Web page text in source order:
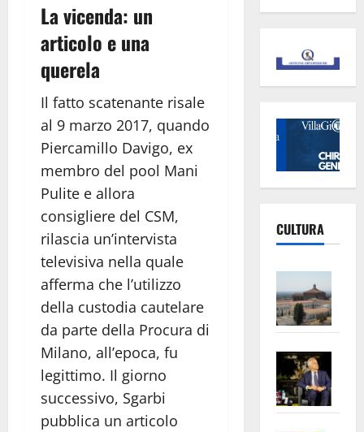
La vicenda: un
articolo e una
querela
Il fatto scatenante risale
al 9 marzo 2017, quando
Piercamillo Davigo, ex
membro del pool Mani
Pulite e allora
consigliere del CSM,
rilascia un’intervista
televisiva nella quale
afferma che l’utilizzo
della custodia cautelare
da parte della Procura di
Milano, all’epoca, fu
legittimo. Il giorno
successivo, Sgarbi
pubblica un articolo
CULTURA
apre